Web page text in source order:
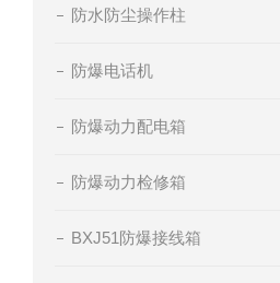
防水防尘操作柱
防爆电话机
防爆动力配电箱
防爆动力检修箱
BXJ51防爆接线箱